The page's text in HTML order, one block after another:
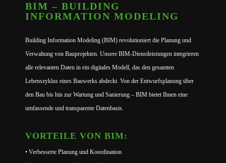
BIM – BUILDING
INFORMATION MODELING
Building Information Modeling (BIM) revolutioniert die Planung und
Verwaltung von Bauprojekten. Unsere BIM-Dienstleistungen integrieren
alle relevanten Daten in ein digitales Modell, das den gesamten
Lebenszyklus eines Bauwerks abdeckt. Von der Entwurfsplanung über
den Bau bis hin zur Wartung und Sanierung – BIM bietet Ihnen eine
umfassende und transparente Datenbasis.
VORTEILE VON BIM:
• Verbesserte Planung und Koordination